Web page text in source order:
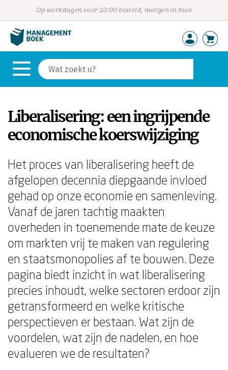
Op werkdagen voor 23:00 besteld, morgen in huis
Liberalisering: een ingrijpende
economische koerswijziging
Het proces van liberalisering heeft de
afgelopen decennia diepgaande invloed
gehad op onze economie en samenleving.
Vanaf de jaren tachtig maakten
overheden in toenemende mate de keuze
om markten vrij te maken van regulering
en staatsmonopolies af te bouwen. Deze
pagina biedt inzicht in wat liberalisering
precies inhoudt, welke sectoren erdoor zijn
getransformeerd en welke kritische
perspectieven er bestaan. Wat zijn de
voordelen, wat zijn de nadelen, en hoe
evalueren we de resultaten?